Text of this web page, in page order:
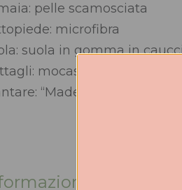
pelle scamosciata
microfibra
suola in gomma in
mocassino con
“Made in Germany”
aggiuntive